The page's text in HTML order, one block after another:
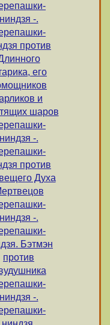
ниндзя -.
против
его
и
шаров
ниндзя -.
против
Духа
ниндзя -.
Бэтмэн
против
ниндзя -.